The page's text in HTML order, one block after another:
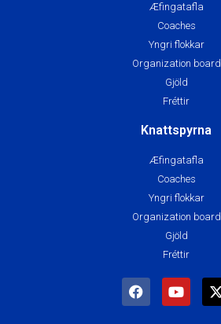
Æfingatafla
Coaches
Yngri flokkar
Organization board
Gjöld
Fréttir
Knattspyrna
Æfingatafla
Coaches
Yngri flokkar
Organization board
Gjöld
Fréttir